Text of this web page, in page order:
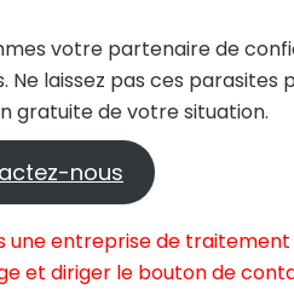
votre partenaire de
Ne laissez pas ces
gratuite de votre situation.
nous
une entreprise de
et diriger le bouton de